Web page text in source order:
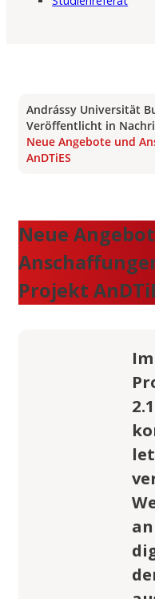
Andrássy Universität
Veröffentlicht in
Neue Angebote und
AnDTiES
Neue
Projekt